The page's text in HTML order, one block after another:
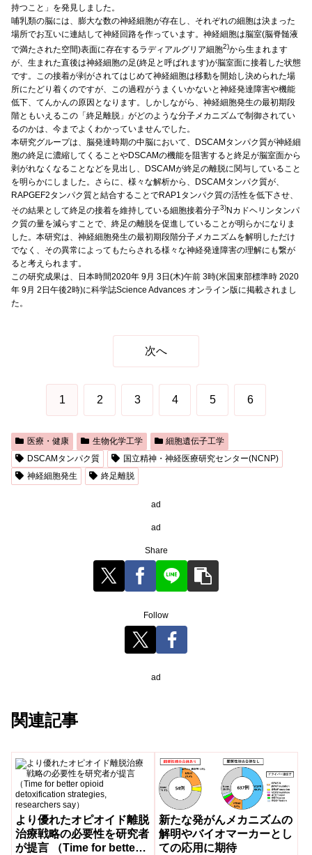
持つこと」を発見しました。
哺乳類の脳には、膨大な数の神経細胞が存在し、それぞれの細胞は決まった
場所でお互いに連結して神経回路を作っています。神経細胞は脳室(脳脊髄液
で満たされた空間)表面に存在するラディアルグリア細胞2)から生まれます
が、生まれた直後は神経細胞の足(終足と呼ばれます)が脳室面に接着した状態
です。この接着が剥がされてはじめて神経細胞は移動を開始し決められた場
所にたどり着くのですが、この過程がうまくいかないと神経発達障害や機能
低下、てんかんの原因となります。しかしながら、神経細胞発生の最初期段
階ともいえるこの「終足離脱」がどのような分子メカニズムで制御されてい
るのかは、今までよくわかっていませんでした。
本研究グループは、脳発達時期の中脳において、DSCAMタンパク質が神経細
胞の終足に濃縮してくることやDSCAMの機能を阻害すると終足が脳室面から
剥がれなくなることなどを見出し、DSCAMが終足の離脱に関与していること
を明らかにしました。さらに、様々な解析から、DSCAMタンパク質が、
RAPGEF2タンパク質と結合することでRAP1タンパク質の活性を低下させ、
その結果として終足の接着を維持している細胞接着分子3)Nカドヘリンタンパ
ク質の量を減らすことで、終足の離脱を促進していることが明らかになりま
した。本研究は、神経細胞発生の最初期段階分子メカニズムを解明しただけ
でなく、その異常によってもたらされる様々な神経発達障害の理解にも繋が
ると考えられます。
この研究成果は、日本時間2020年 9月 3日(木)午前 3時(米国東部標準時 2020
年 9月 2日午後2時)に科学誌Science Advances オンライン版に掲載されまし
た。
次へ
1 2 3 4 5 6
医療・健康 生物化学工学
細胞遺伝子工学
DSCAMタンパク質
国立精神・神経医療研究センター(NCNP)
神経細胞発生
終足離脱
ad
ad
Share
Follow
ad
関連記事
より優れたオピオイド離脱
治療戦略の必要性を研究者
が提言 （Time for better
新たな発がんメカニズムの
解明やバイオマーカーとし
ての応用に期待